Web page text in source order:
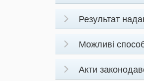
Результат
Можливі
Акти